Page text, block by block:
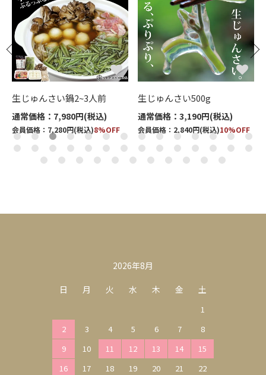
生じゅんさい鍋2~3人前
通常価格：7,980円(税込)
会員価格：7,280円(税込)8%OFF
生じゅんさい500g
通常価格：3,190円(税込)
会員価格：2,840円(税込)10%OFF
2026年8月
日
月 火 水 木 金 土
1
2
3 4 5 6 7
8
9
10 11 12 13 14
15
16
17 18 19 20 21
22